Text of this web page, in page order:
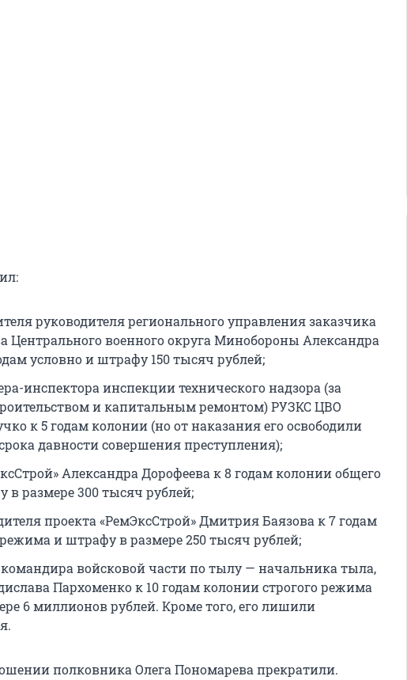
руководителя регионального управления заказчика
Центрального военного округа Минобороны Александра
условно и штрафу 150 тысяч рублей;
инспектора инспекции технического надзора (за
и капитальным ремонтом) РУЗКС ЦВО
к 5 годам колонии (но от наказания его освободили
давности совершения преступления);
Александра Дорофеева к 8 годам колонии общего
размере 300 тысяч рублей;
проекта «РемЭксСтрой» Дмитрия Баязова к 7 годам
и штрафу в размере 250 тысяч рублей;
командира войсковой части по тылу — начальника тыла,
Пархоменко к 10 годам колонии строгого режима
6 миллионов рублей. Кроме того, его лишили
полковника Олега Пономарева прекратили.